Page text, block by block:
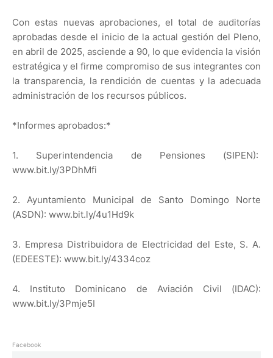
Con estas nuevas aprobaciones, el total de auditorías
aprobadas desde el inicio de la actual gestión del Pleno,
en abril de 2025, asciende a 90, lo que evidencia la visión
estratégica y el firme compromiso de sus integrantes con
la transparencia, la rendición de cuentas y la adecuada
administración de los recursos públicos.
*Informes aprobados:*
1. Superintendencia de Pensiones (SIPEN):
www.bit.ly/3PDhMfi
2. Ayuntamiento Municipal de Santo Domingo Norte
(ASDN): www.bit.ly/4u1Hd9k
3. Empresa Distribuidora de Electricidad del Este, S. A.
(EDEESTE): www.bit.ly/4334coz
4. Instituto Dominicano de Aviación Civil (IDAC):
www.bit.ly/3Pmje5I
Facebook